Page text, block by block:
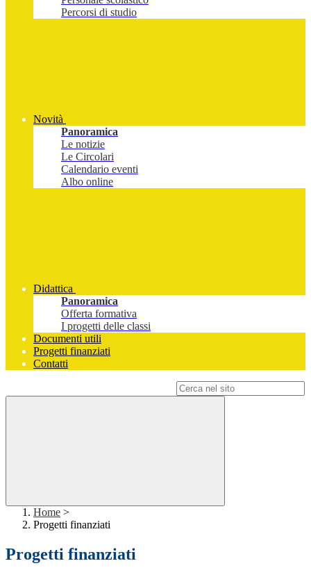
Percorsi di studio
Novità
Panoramica
Le notizie
Le Circolari
Calendario eventi
Albo online
Didattica
Panoramica
Offerta formativa
I progetti delle classi
Documenti utili
Progetti finanziati
Contatti
Home >
Progetti finanziati
Progetti finanziati